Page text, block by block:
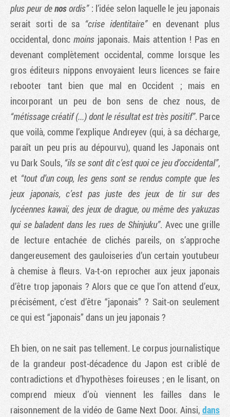
plus peur denosordis”: l’idée selon laquelle le jeu japonais
serait sorti de sa “crise identitaire”en devenant plus
occidental, donc moins japonais. Mais attention ! Pas en
devenant complètement occidental, comme lorsque les
gros éditeurs nippons envoyaient leurs licences se faire
rebooter tant bien que mal en Occident ; mais en
incorporant un peu de bon sens de chez nous, de
“métissage créatif (...) dont le résultat est très positif”. Parce
que voilà, comme l’explique Andreyev (qui, à sa décharge,
paraît un peu pris au dépourvu), quand les Japonais ont
vu Dark Souls, “ils se sont dit c’est quoi ce jeu d’occidental”,
et “tout d’un coup, les gens sont se rendus compte que les
jeux japonais, c’est pas juste des jeux de tir sur des
lycéennes kawaï, des jeux de drague, ou même des yakuzas
qui se baladent dans les rues de Shinjuku”. Avec une grille
de lecture entachée de clichés pareils, on s’approche
dangereusement des gauloiseries d’un certain youtubeur
à chemise à fleurs. Va-t-on reprocher aux jeux japonais
d’être trop japonais ? Alors que ce que l’on attend d’eux,
précisément, c’est d’être “japonais” ? Sait-on seulement
ce qui est “japonais” dans un jeu japonais ?
Eh bien, on ne sait pas tellement. Le corpus journalistique
de la grandeur post-décadence du Japon est criblé de
contradictions et d’hypothèses foireuses ; en le lisant, on
comprend mieux d’où viennent les failles dans le
raisonnement de la vidéo de Game Next Door. Ainsi, dans